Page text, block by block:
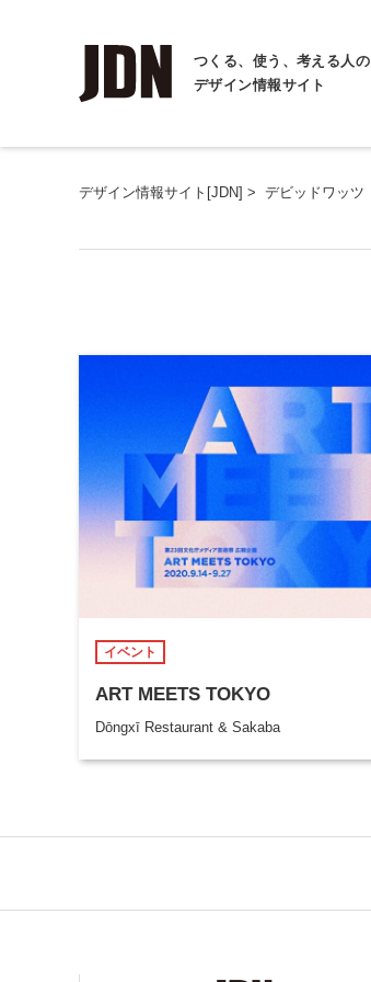
つくる、使う、考える人の
デザイン情報サイト
デザイン情報サイト[JDN] > デビッドワッツ
イベント
ART MEETS TOKYO
Dōngxī Restaurant & Sakaba